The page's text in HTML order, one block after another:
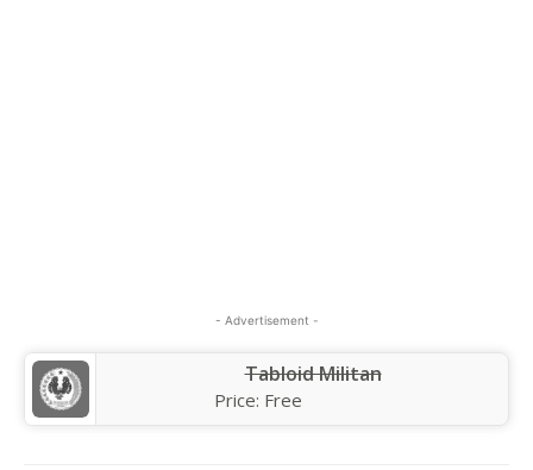
- Advertisement -
Tabloid Militan
Price: Free